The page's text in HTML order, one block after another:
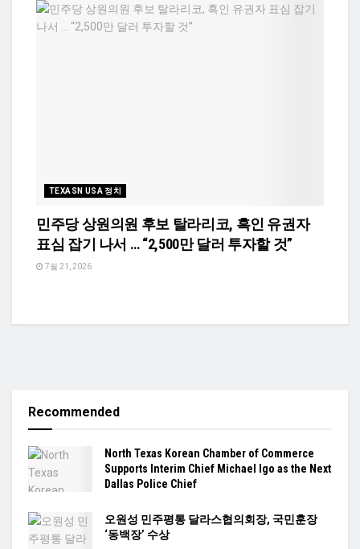
TEXASN USA 정치
민주당 상원의원 후보 탈라리코, 흑인 유권자
표심 잡기 나서 … “2,500만 달러 투자할 것”
7월 21, 2026
Recommended
North Texas Korean Chamber of Commerce
Supports Interim Chief Michael Igo as the Next
Dallas Police Chief
오원성 민주평통 달라스협의회장, 국민훈장
‘동백장’ 수상